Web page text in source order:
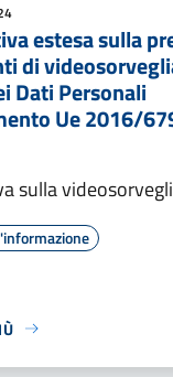
estesa sulla
di
Dati Personali
Ue 2016/
sulla